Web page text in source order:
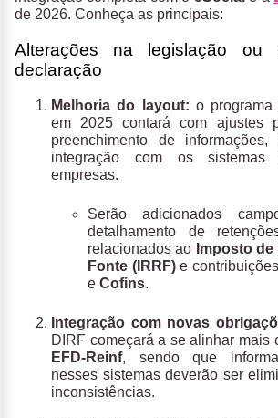
de 2026​​​. Conheça as principais:
Alterações na legislação
declaração
Melhoria do layout: o
em 2025 contará com ajustes
preenchimento de informações,
integração com os sistemas
empresas.
Serão adicionados
detalhamento de
relacionados ao Imposto
Fonte (IRRF)e
e Cofins.
Integração com novas
DIRF começará a se alinhar mais
EFD-Reinf, sendo que
nesses sistemas deverão ser
inconsistências.